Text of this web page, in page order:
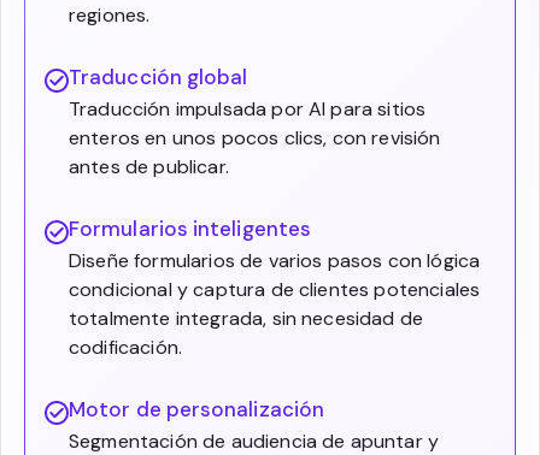
regiones.
Traducción global
Traducción impulsada por AI para sitios
enteros en unos pocos clics, con revisión
antes de publicar.
Formularios inteligentes
Diseñe formularios de varios pasos con lógica
condicional y captura de clientes potenciales
totalmente integrada, sin necesidad de
codificación.
Motor de personalización
Segmentación de audiencia de apuntar y